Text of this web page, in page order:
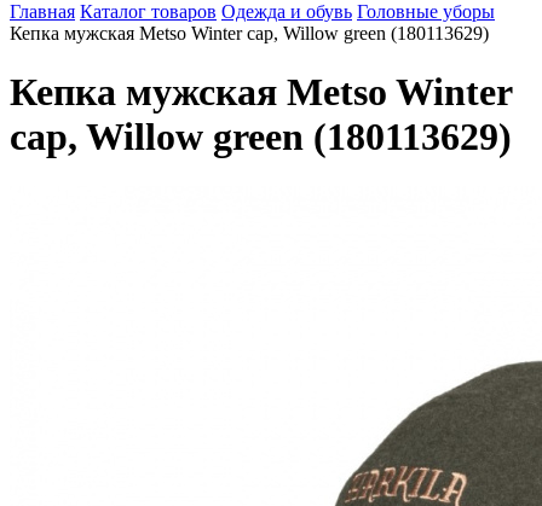
Главная Каталог товаров Одежда и обувь Головные уборы
Кепка мужская Metso Winter cap, Willow green (180113629)
Кепка мужская Metso Winter
cap, Willow green (180113629)